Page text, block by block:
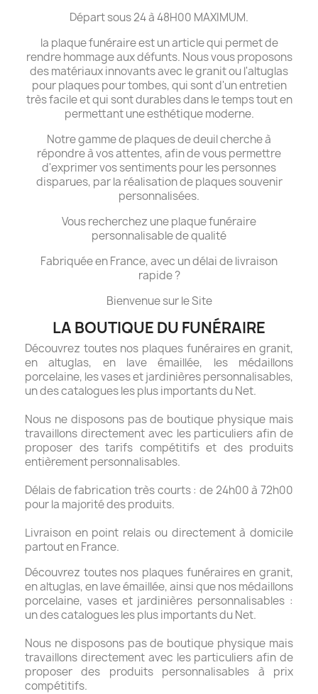
Départ sous 24 à 48H00 MAXIMUM.
la plaque funéraire est un article qui permet de
rendre hommage aux défunts. Nous vous proposons
des matériaux innovants avec le granit ou l'altuglas
pour plaques pour tombes, qui sont d'un entretien
très facile et qui sont durables dans le temps tout en
permettant une esthétique moderne.
Notre gamme de plaques de deuil cherche à
répondre à vos attentes, afin de vous permettre
d'exprimer vos sentiments pour les personnes
disparues, par la réalisation de plaques souvenir
personnalisées.
Vous recherchez une plaque funéraire
personnalisable de qualité
Fabriquée en France, avec un délai de livraison
rapide ?
Bienvenue sur le Site
LA BOUTIQUE DU FUNÉRAIRE
Découvrez toutes nos plaques funéraires en granit,
en altuglas, en lave émaillée, les médaillons
porcelaine, les vases et jardinières personnalisables,
un des catalogues les plus importants du Net.
Nous ne disposons pas de boutique physique mais
travaillons directement avec les particuliers afin de
proposer des tarifs compétitifs et des produits
entièrement personnalisables.
Délais de fabrication très courts : de 24h00 à 72h00
pour la majorité des produits.
Livraison en point relais ou directement à domicile
partout en France.
Découvrez toutes nos plaques funéraires en granit,
en altuglas, en lave émaillée, ainsi que nos médaillons
porcelaine, vases et jardinières personnalisables :
un des catalogues les plus importants du Net.
Nous ne disposons pas de boutique physique mais
travaillons directement avec les particuliers afin de
proposer des produits personnalisables à prix
compétitifs.